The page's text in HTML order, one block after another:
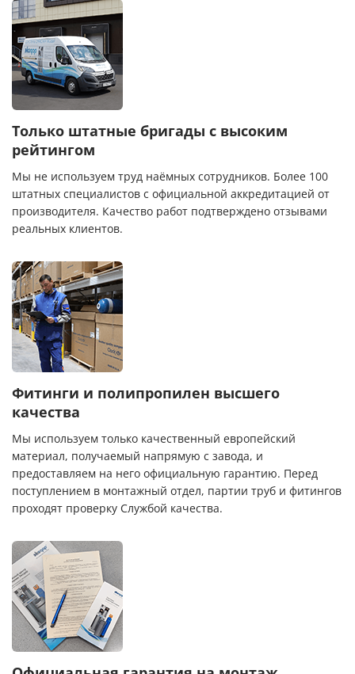
Только штатные бригады с высоким
рейтингом
Мы не используем труд наёмных сотрудников. Более 100
штатных специалистов с официальной аккредитацией от
производителя. Качество работ подтверждено отзывами
реальных клиентов.
Фитинги и полипропилен высшего
качества
Мы используем только качественный европейский
материал, получаемый напрямую с завода, и
предоставляем на него официальную гарантию. Перед
поступлением в монтажный отдел, партии труб и фитингов
проходят проверку Службой качества.